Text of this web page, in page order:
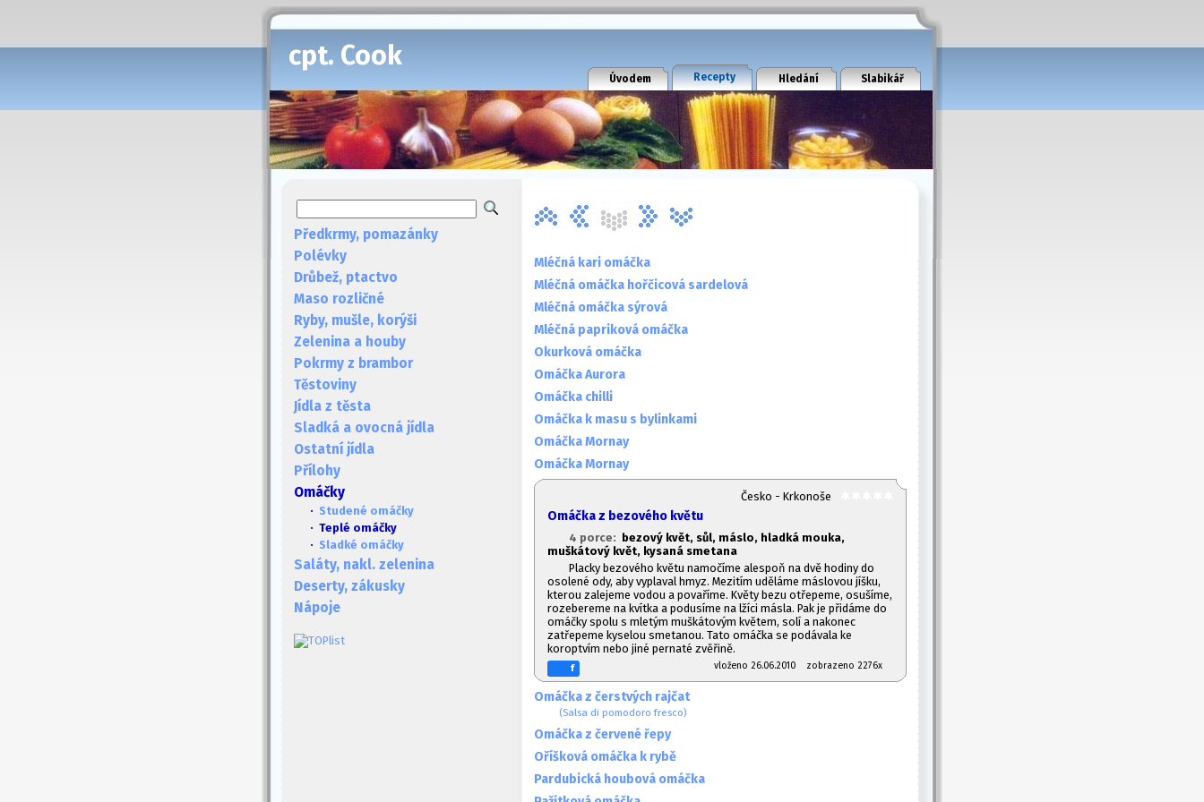
cpt. Cook
Úvodem Recepty Hledání Slabikář
Předkrmy, pomazánky
Polévky
Drůbež, ptactvo
Maso rozličné
Ryby, mušle, korýši
Zelenina a houby
Pokrmy z brambor
Těstoviny
Jídla z těsta
Sladká a ovocná jídla
Ostatní jídla
Přílohy
Omáčky
· Studené omáčky
· Teplé omáčky
· Sladké omáčky
Saláty, nakl. zelenina
Deserty, zákusky
Nápoje
Mléčná kari omáčka
Mléčná omáčka hořčicová sardelová
Mléčná omáčka sýrová
Mléčná papriková omáčka
Okurková omáčka
Omáčka Aurora
Omáčka chilli
Omáčka k masu s bylinkami
Omáčka Mornay
Omáčka Mornay
Česko - Krkonoše
Omáčka z bezového květu
4 porce: bezový květ, sůl, máslo, hladká mouka,
muškátový květ, kysaná smetana
Placky bezového květu namočíme alespoň na dvě hodiny do
osolené ody, aby vyplaval hmyz. Mezitím uděláme máslovou jíšku,
kterou zalejeme vodou a povaříme. Květy bezu otřepeme, osušíme,
rozebereme na kvítka a podusíme na lžíci másla. Pak je přidáme do
omáčky spolu s mletým muškátovým květem, solí a nakonec
zatřepeme kyselou smetanou. Tato omáčka se podávala ke
koroptvím nebo jiné pernaté zvěřině.
f vloženo 26.06.2010 zobrazeno 2276x
Omáčka z čerstvých rajčat
(Salsa di pomodoro fresco)
Omáčka z červené řepy
Oříšková omáčka k rybě
Pardubická houbová omáčka